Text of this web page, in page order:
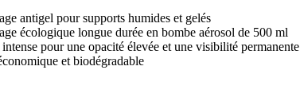
antigel pour supports humides et gelés
écologique longue durée en bombe aérosol de 500 ml
pour une opacité élevée et une visibilité permanente
et biodégradable